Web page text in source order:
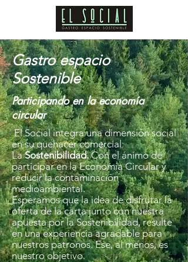
Gastro espacio
Sostenible
Participando en la economía
circular
El Social integra una dimensión social
en su quehacer comercial:
LaSostenibilidad.Con el ánimo de
participar en la Economía Circular y
reducir la contaminación
medioambiental.
Esperamos que la idea de disfrutar la
oferta de la carta junto con nuestra
apuesta por la Sostenibilidad, resulte
en una experiencia agradable para
nuestros patronos. Ese, al menos, es
nuestro objetivo.